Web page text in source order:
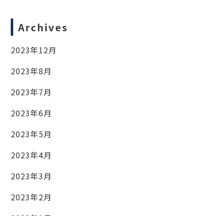
Archives
2023年12月
2023年8月
2023年7月
2023年6月
2023年5月
2023年4月
2023年3月
2023年2月